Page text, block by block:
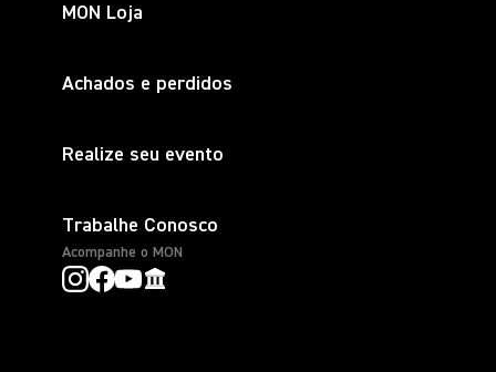
MON Loja
Achados e perdidos
Realize seu evento
Trabalhe Conosco
Acompanhe o MON